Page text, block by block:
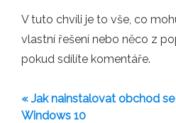
V tuto chvíli je to vše, co
vlastní řešení nebo něco z
pokud sdílíte komentáře.
« Jak nainstalovat obchod
Windows 10